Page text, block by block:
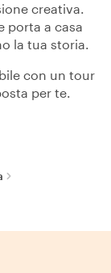
creativa.
porta a casa
la tua storia.
con un tour
per te.